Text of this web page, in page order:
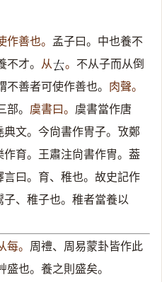
作善也。 孟子曰。中也養不
才。 从𠫓。 不从子而从倒
不善者可使作善也。 肉聲。
。 虞書曰。 虞書當作唐
典文。今尙書作冑子。攷鄭
育。王肅注尙書作冑。葢
曰。育、稚也。故史記作
、稚子也。稚者當養以
每。 周禮、周易蒙卦皆作此
盛也。養之則盛矣。